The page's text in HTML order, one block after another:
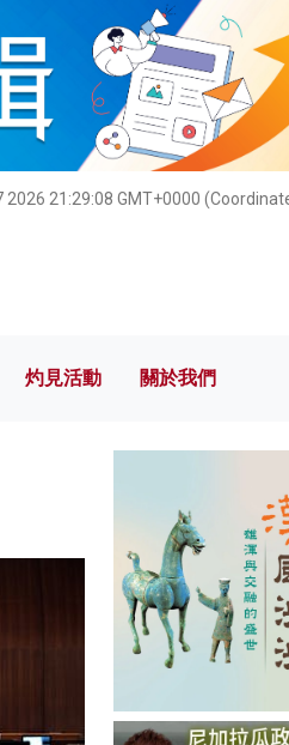
2026 21:29:09 GMT+0000
灼見活動 關於我們
灼見活動 關於我們